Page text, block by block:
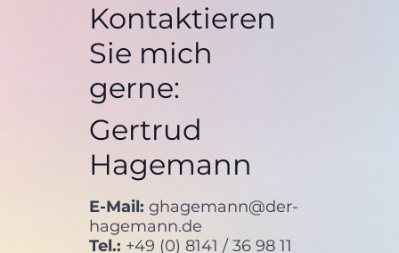
Kontaktieren
Sie mich
gerne:
Gertrud
Hagemann
E-Mail: ghagemann@der-
hagemann.de
Tel.: +49 (0) 8141 / 36 98 11